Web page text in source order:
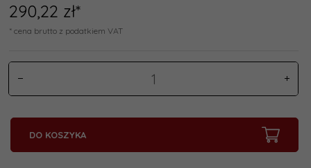
290,22 zł*
* cena brutto z podatkiem VAT
DO KOSZYKA